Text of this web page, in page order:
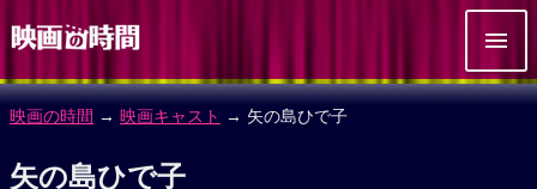
映画の時間 → 映画キャスト → 矢の島ひで子
矢の島ひで子